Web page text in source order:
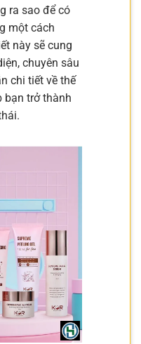
ra sao để có
một cách
này sẽ cung
chuyên sâu
chi tiết về thế
bạn trở thành